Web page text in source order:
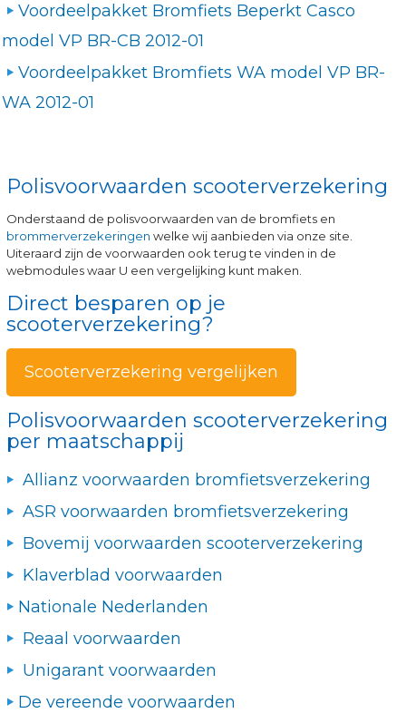
Voordeelpakket Bromfiets Beperkt Casco
model VP BR-CB 2012-01
Voordeelpakket Bromfiets WA model VP BR-
WA 2012-01
Polisvoorwaarden scooterverzekering
Onderstaand de polisvoorwaarden van de bromfiets en
brommerverzekeringen welke wij aanbieden via onze site.
Uiteraard zijn de voorwaarden ook terug te vinden in de
webmodules waar U een vergelijking kunt maken.
Direct besparen op je
scooterverzekering?
Scooterverzekering vergelijken
Polisvoorwaarden scooterverzekering
per maatschappij
Allianz voorwaarden bromfietsverzekering
ASR voorwaarden bromfietsverzekering
Bovemij voorwaarden scooterverzekering
Klaverblad voorwaarden
Nationale Nederlanden
Reaal voorwaarden
Unigarant voorwaarden
De vereende voorwaarden